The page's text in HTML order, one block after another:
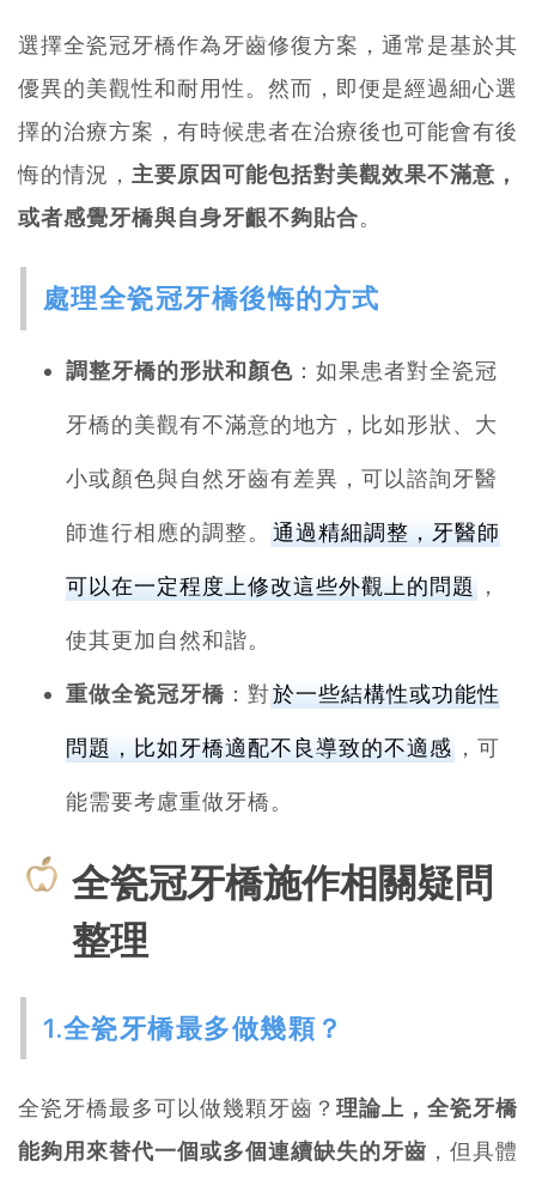
選擇全瓷冠牙橋作為牙齒修復方案，通常是基於其
優異的美觀性和耐用性。然而，即便是經過細心選
擇的治療方案，有時候患者在治療後也可能會有後
悔的情況， 主要原因可能包括對美觀效果不滿意，
或者感覺牙橋與自身牙齦不夠貼合。
處理全瓷冠牙橋後悔的方式
調整牙橋的形狀和顏色 ：如果患者對全瓷冠
牙橋的美觀有不滿意的地方，比如形狀、大
小或顏色與自然牙齒有差異，可以諮詢牙醫
師進行相應的調整。 通過精細調整，牙醫師
可以在一定程度上修改這些外觀上的問題 ，
使其更加自然和諧。
重做全瓷冠牙橋 ：對於一些結構性或功能性
問題，比如牙橋適配不良導致的不適感 ，可
能需要考慮重做牙橋。
全瓷冠牙橋施作相關疑問
整理
1.全瓷牙橋最多做幾顆？
全瓷牙橋最多可以做幾顆牙齒？ 理論上，全瓷牙橋
能夠用來替代一個或多個連續缺失的牙齒 ，但具體